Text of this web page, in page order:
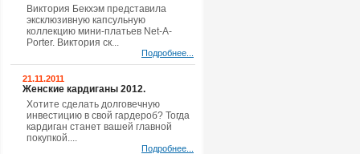
Виктория Бекхэм представила
эксклюзивную капсульную
коллекцию мини-платьев Net-A-
Porter. Виктория ск...
Подробнее...
21.11.2011
Женские кардиганы 2012.
Хотите сделать долговечную
инвестицию в свой гардероб? Тогда
кардиган станет вашей главной
покупкой....
Подробнее...